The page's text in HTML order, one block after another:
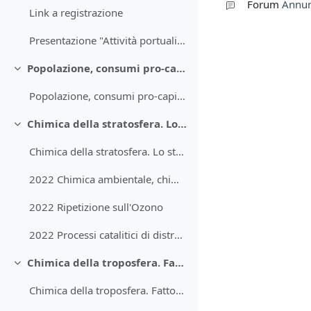
Link a registrazione
Presentazione "Attività portuali e qualità dell'aria"
Minimizza
Popolazione, consumi pro-capite, tecnologie ed impatti. Funzioni, evoluzione e stratificazione dell’atmosfera terrestre.
Popolazione, consumi pro-capite, tecnologie ed impatti. Funzioni, evoluzione e stratificazione dell’atmosfera terrestre
Minimizza
Chimica della stratosfera. Lo strato dell’ozono: funzione ed alterazioni.
Chimica della stratosfera. Lo strato dell’ozono: funzione ed alterazioni.
2022 Chimica ambientale, chimica dell'atmosfera, chimica della stratosfera
2022 Ripetizione sull'Ozono
2022 Processi catalitici di distruzione dell'ozono, protocollo di Montreal e conseguenti misure di mitigazione
Minimizza
Chimica della troposfera. Fattori fisici ed emissioni influenzano le concentrazioni ambientali. Gas inorganici. Reattività e il radicale OH.
Chimica della troposfera. Fattori fisici ed emissioni influenzano le concentrazioni ambientali. Gas inorganici. Reattività e il radicale OH.
Forum